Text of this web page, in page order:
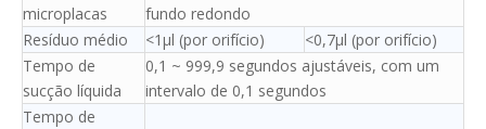
microplacas
fundo redondo
Resíduo médio
<1μl (por orifício)
<0,7μl (por orifício)
Tempo de
sucção líquida
0,1 ~ 999,9 segundos ajustáveis, com um
intervalo de 0,1 segundos
Tempo de